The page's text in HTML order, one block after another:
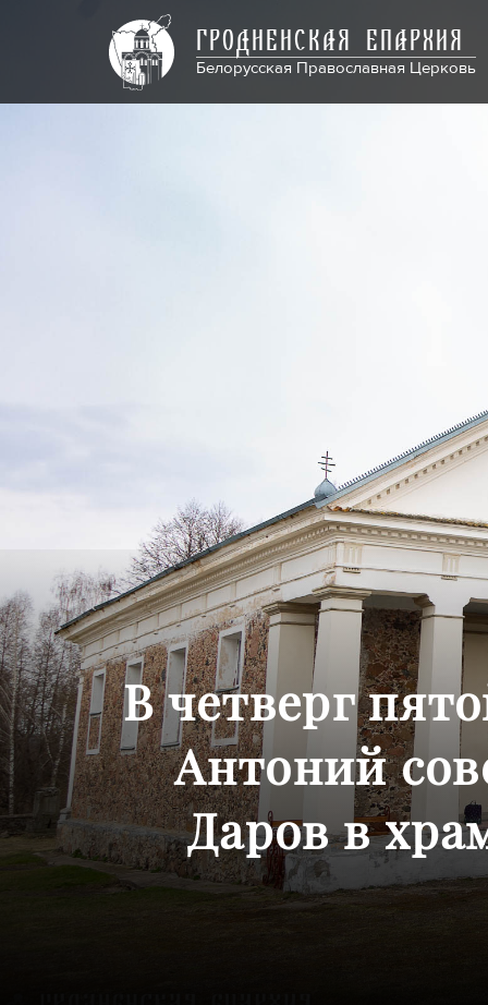
ГРОДНЕНСКАЯ ЕПАРХИЯ
Белорусская Православная Церковь
В четверг
Антоний
Даров в